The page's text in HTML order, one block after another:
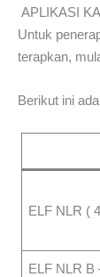
APLIKASI
Untuk
terapkan,
Berikut ini
ELF NLR (
ELF NLR B